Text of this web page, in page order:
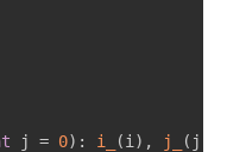
j = 0): i_ (i), j_
(j)